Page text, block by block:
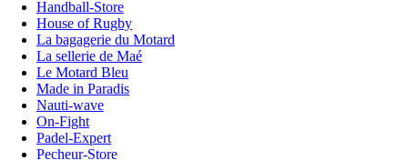
Handball-Store
House of Rugby
La bagagerie du Motard
La sellerie de Maé
Le Motard Bleu
Made in Paradis
Nauti-wave
On-Fight
Padel-Expert
Pecheur-Store